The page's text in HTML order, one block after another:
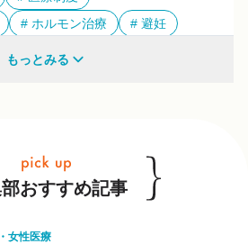
ホルモン治療
避妊
もっとみる
おすすめ記事
女性医療